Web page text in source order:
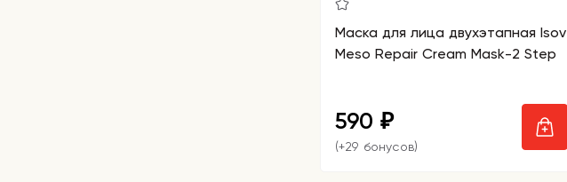
Маска для лица двухэтапная Isov
Meso Repair Cream Mask-2 Step
590 ₽
(+29 бонусов)